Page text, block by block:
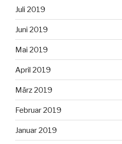
Juli 2019
Juni 2019
Mai 2019
April 2019
März 2019
Februar 2019
Januar 2019